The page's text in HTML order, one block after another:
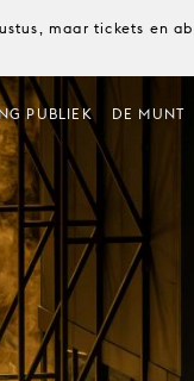
maar tickets en
PUBLIEK DE MUNT